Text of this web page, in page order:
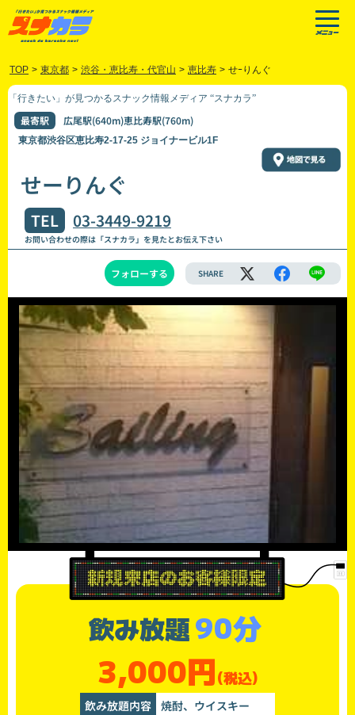
TOP > 東京都 > 渋谷・恵比寿・代官山 > 恵比寿 > せｰりんぐ
「行きたい」が見つかるスナック情報メディア “スナカラ”
最寄駅 広尾駅(640m)恵比寿駅(760m)
東京都渋谷区恵比寿2-17-25 ジョイナービル1F
せーりんぐ
TEL 03-3449-9219
お問い合わせの際は「スナカラ」を見たとお伝え下さい
フォローする SHARE
飲み放題90分
3,000円(税込)
飲み放題内容 焼酎、ウイスキー